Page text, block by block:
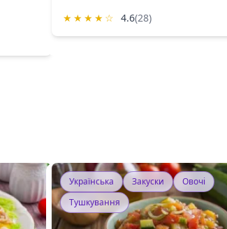
★ ★ ★ ★ ☆ 4.6(28)
Українська Закуски
Овочі
Тушкування